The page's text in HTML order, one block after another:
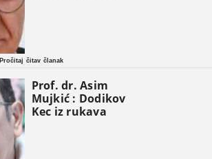
Pročitaj čitav članak
Prof. dr. Asim
Mujkić : Dodikov
Kec iz rukava